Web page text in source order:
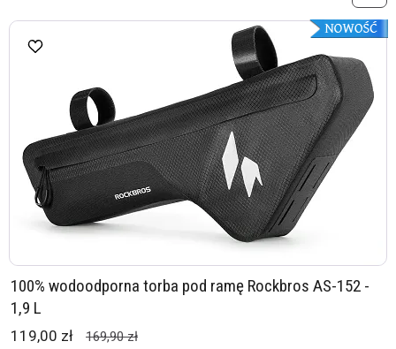
100% wodoodporna torba pod ramę Rockbros AS-152 -
1,9 L
119,00 zł 169,90 zł